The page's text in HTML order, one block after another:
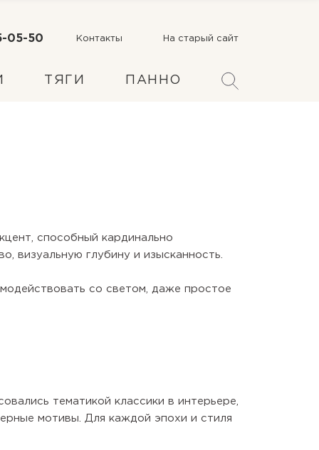
05-50 Контакты На старый сайт
ТЯГИ ПАННО
способный кардинально
визуальную глубину и изысканность.
со светом, даже простое
тематикой классики в интерьере,
мотивы. Для каждой эпохи и стиля